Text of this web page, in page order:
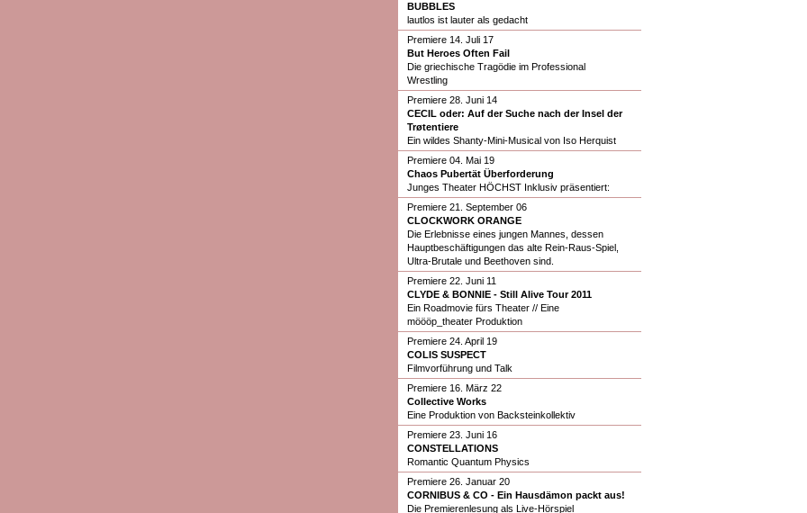
BUBBLES
lautlos ist lauter als gedacht
Premiere 14. Juli 17
But Heroes Often Fail
Die griechische Tragödie im Professional
Wrestling
Premiere 28. Juni 14
CECIL oder: Auf der Suche nach der Insel der
Trøtentiere
Ein wildes Shanty-Mini-Musical von Iso Herquist
Premiere 04. Mai 19
Chaos Pubertät Überforderung
Junges Theater HÖCHST Inklusiv präsentiert:
Premiere 21. September 06
CLOCKWORK ORANGE
Die Erlebnisse eines jungen Mannes, dessen
Hauptbeschäftigungen das alte Rein-Raus-Spiel,
Ultra-Brutale und Beethoven sind.
Premiere 22. Juni 11
CLYDE & BONNIE - Still Alive Tour 2011
Ein Roadmovie fürs Theater // Eine
möööp_theater Produktion
Premiere 24. April 19
COLIS SUSPECT
Filmvorführung und Talk
Premiere 16. März 22
Collective Works
Eine Produktion von Backsteinkollektiv
Premiere 23. Juni 16
CONSTELLATIONS
Romantic Quantum Physics
Premiere 26. Januar 20
CORNIBUS & CO - Ein Hausdämon packt aus!
Die Premierenlesung als Live-Hörspiel